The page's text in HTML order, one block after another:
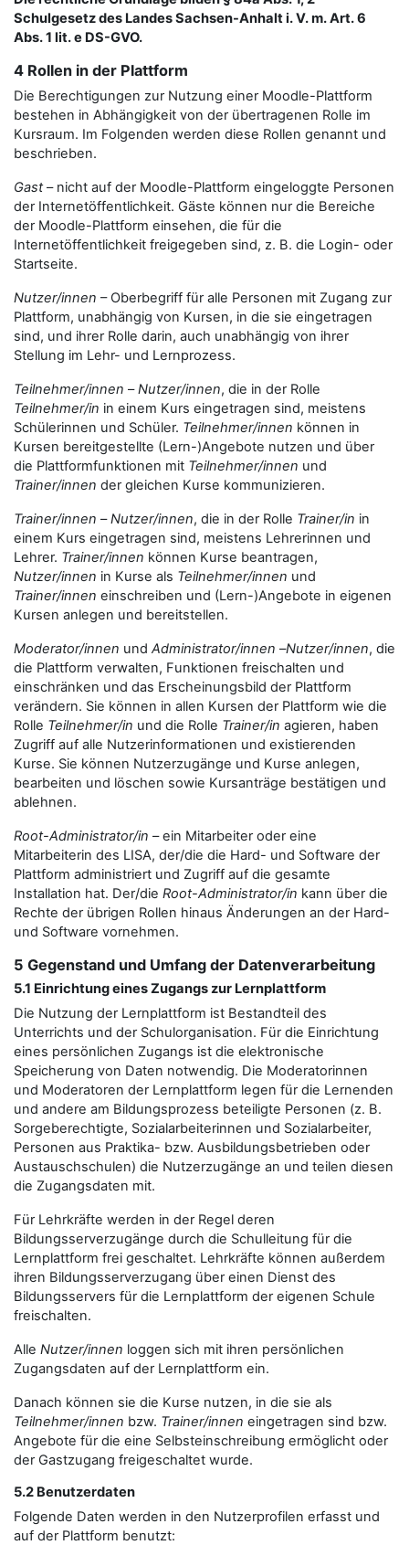
Schulgesetz des Landes Sachsen-Anhalt i. V. m. Art. 6
Abs. 1 lit. e DS-GVO.
4 Rollen in der Plattform
Die Berechtigungen zur Nutzung einer Moodle-Plattform
bestehen in Abhängigkeit von der übertragenen Rolle im
Kursraum. Im Folgenden werden diese Rollen genannt und
beschrieben.
Gast– nicht auf der Moodle-Plattform eingeloggte Personen
der Internetöffentlichkeit. Gäste können nur die Bereiche
der Moodle-Plattform einsehen, die für die
Internetöffentlichkeit freigegeben sind, z. B. die Login- oder
Startseite.
Nutzer/innen – Oberbegriff für alle Personen mit Zugang zur
Plattform, unabhängig von Kursen, in die sie eingetragen
sind, und ihrer Rolle darin, auch unabhängig von ihrer
Stellung im Lehr- und Lernprozess.
Teilnehmer/innen –Nutzer/innen, die in der Rolle
Teilnehmer/in in einem Kurs eingetragen sind, meistens
Schülerinnen und Schüler. Teilnehmer/innen können in
Kursen bereitgestellte (Lern-)Angebote nutzen und über
die Plattformfunktionen mit Teilnehmer/innen und
Trainer/innen der gleichen Kurse kommunizieren.
Trainer/innen –Nutzer/innen, die in der Rolle Trainer/in in
einem Kurs eingetragen sind, meistens Lehrerinnen und
Lehrer. Trainer/innen können Kurse beantragen,
Nutzer/innen in Kurse als Teilnehmer/innen und
Trainer/innen einschreiben und (Lern-)Angebote in eigenen
Kursen anlegen und bereitstellen.
Moderator/innen und Administrator/innen –Nutzer/innen, die
die Plattform verwalten, Funktionen freischalten und
einschränken und das Erscheinungsbild der Plattform
verändern. Sie können in allen Kursen der Plattform wie die
Rolle Teilnehmer/in und die Rolle Trainer/in agieren, haben
Zugriff auf alle Nutzerinformationen und existierenden
Kurse. Sie können Nutzerzugänge und Kurse anlegen,
bearbeiten und löschen sowie Kursanträge bestätigen und
ablehnen.
Root-Administrator/in – ein Mitarbeiter oder eine
Mitarbeiterin des LISA, der/die die Hard- und Software der
Plattform administriert und Zugriff auf die gesamte
Installation hat. Der/die Root-Administrator/in kann über die
Rechte der übrigen Rollen hinaus Änderungen an der Hard-
und Software vornehmen.
5 Gegenstand und Umfang der Datenverarbeitung
5.1 Einrichtung eines Zugangs zur Lernplattform
Die Nutzung der Lernplattform ist Bestandteil des
Unterrichts und der Schulorganisation. Für die Einrichtung
eines persönlichen Zugangs ist die elektronische
Speicherung von Daten notwendig. Die Moderatorinnen
und Moderatoren der Lernplattform legen für die Lernenden
und andere am Bildungsprozess beteiligte Personen (z. B.
Sorgeberechtigte, Sozialarbeiterinnen und Sozialarbeiter,
Personen aus Praktika- bzw. Ausbildungsbetrieben oder
Austauschschulen) die Nutzerzugänge an und teilen diesen
die Zugangsdaten mit.
Für Lehrkräfte werden in der Regel deren
Bildungsserverzugänge durch die Schulleitung für die
Lernplattform frei geschaltet. Lehrkräfte können außerdem
ihren Bildungsserverzugang über einen Dienst des
Bildungsservers für die Lernplattform der eigenen Schule
freischalten.
Alle Nutzer/innen loggen sich mit ihren persönlichen
Zugangsdaten auf der Lernplattform ein.
Danach können sie die Kurse nutzen, in die sie als
Teilnehmer/innen bzw. Trainer/innen eingetragen sind bzw.
Angebote für die eine Selbsteinschreibung ermöglicht oder
der Gastzugang freigeschaltet wurde.
5.2 Benutzerdaten
Folgende Daten werden in den Nutzerprofilen erfasst und
auf der Plattform benutzt: